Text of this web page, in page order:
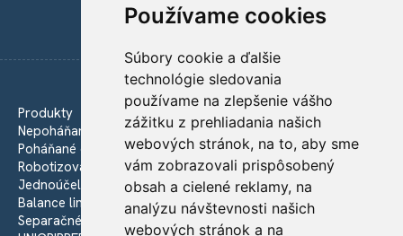
Používame cookies
Súbory cookie a ďalšie
technológie sledovania
používame na zlepšenie vášho
zážitku z prehliadania našich
webových stránok, na to, aby sme
vám zobrazovali prispôsobený
obsah a cielené reklamy, na
analýzu návštevnosti našich
webových stránok a na
Produkty
Nepoháňané dopravníky
Poháňané dopravníky
Robotizované pracoviská
Jednoúčelové zariadenia
Balance linky
Separačné linky